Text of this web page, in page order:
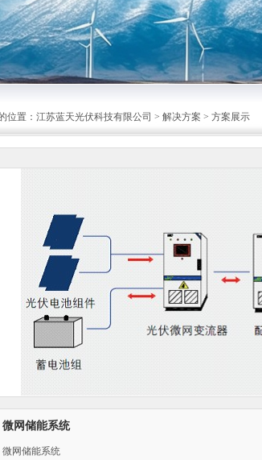
位置：江苏蓝天光伏科技有限公司 > 解决方案 > 方案展示
微网储能系统
微网储能系统